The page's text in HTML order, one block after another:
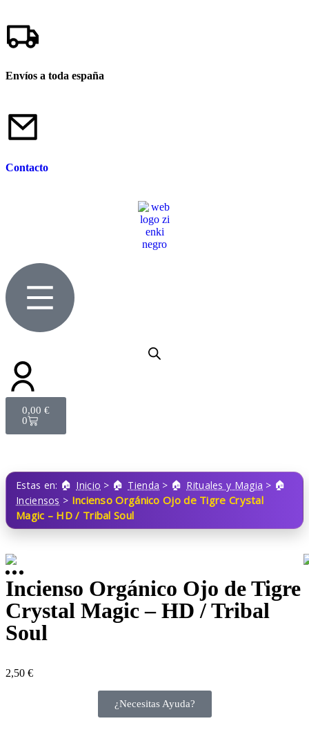
Envíos a toda españa
Contacto
0,00 €
0
Estas en: Inicio > Tienda > Rituales y Magia >
Inciensos > Incienso Orgánico Ojo de Tigre Crystal
Magic – HD / Tribal Soul
Incienso Orgánico Ojo de Tigre
Crystal Magic – HD / Tribal
Soul
2,50 €
¿Necesitas Ayuda?